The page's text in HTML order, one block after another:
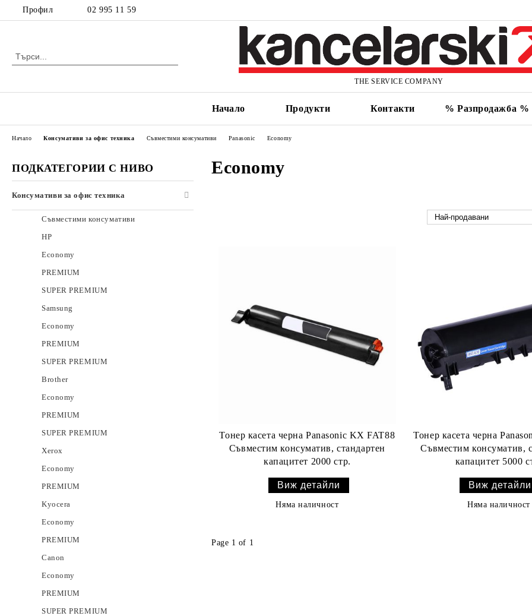
Профил 02 995 11 59
THE SERVICE COMPANY
Начало Продукти Контакти % Разпродажба %
ПОДКАТЕГОРИИ С НИВО
Консумативи за офис техника
Съвместими консумативи
HP
Economy
PREMIUM
SUPER PREMIUM
Samsung
Economy
PREMIUM
SUPER PREMIUM
Brother
Economy
PREMIUM
SUPER PREMIUM
Xerox
Economy
PREMIUM
Kyocera
Economy
PREMIUM
Canon
Economy
PREMIUM
SUPER PREMIUM
Начало Консумативи за офис техника Съвместими консумативи Panasonic Economy
Economy
Тонер касета черна Panasonic KX FAT88
Съвместим консуматив, стандартен
капацитет 2000 стр.
Виж детайли
Няма наличност
Тонер касета черна
Съвместим консуматив,
капацитет 5000
Виж детайли
Няма наличност
Page 1 of 1